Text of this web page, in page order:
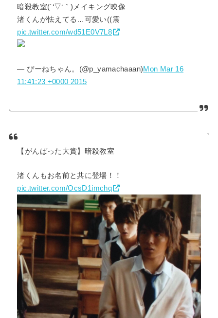
暗殺教室(´‘▽‘｀)メイキング映像
渚くんが怯えてる…可愛い((震
pic.twitter.com/wd51E0V7L8
— ぴーねちゃん。(@p_yamachaaan)Mon Mar 16
11:41:23 +0000 2015
【がんばった大賞】暗殺教室
渚くんもお名前と共に登場！！
pic.twitter.com/OcsD1imchq